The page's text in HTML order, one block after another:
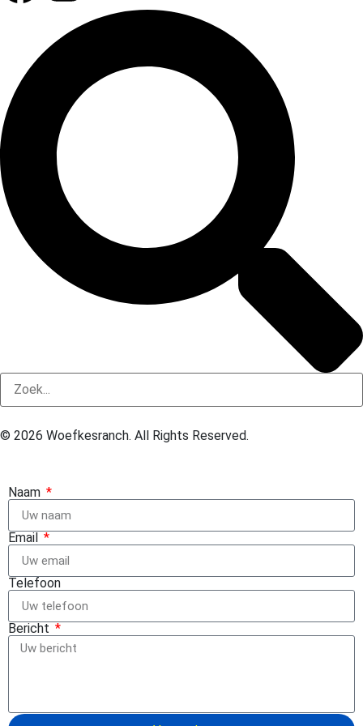
© 2026 Woefkesranch. All Rights Reserved.
Naam
Email
Telefoon
Bericht